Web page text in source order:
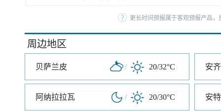
更长时间预报属于客观预报产品
周边地区
贝萨兰皮 / 20/32°C 安
阿纳拉拉瓦 / 20/30°C 安